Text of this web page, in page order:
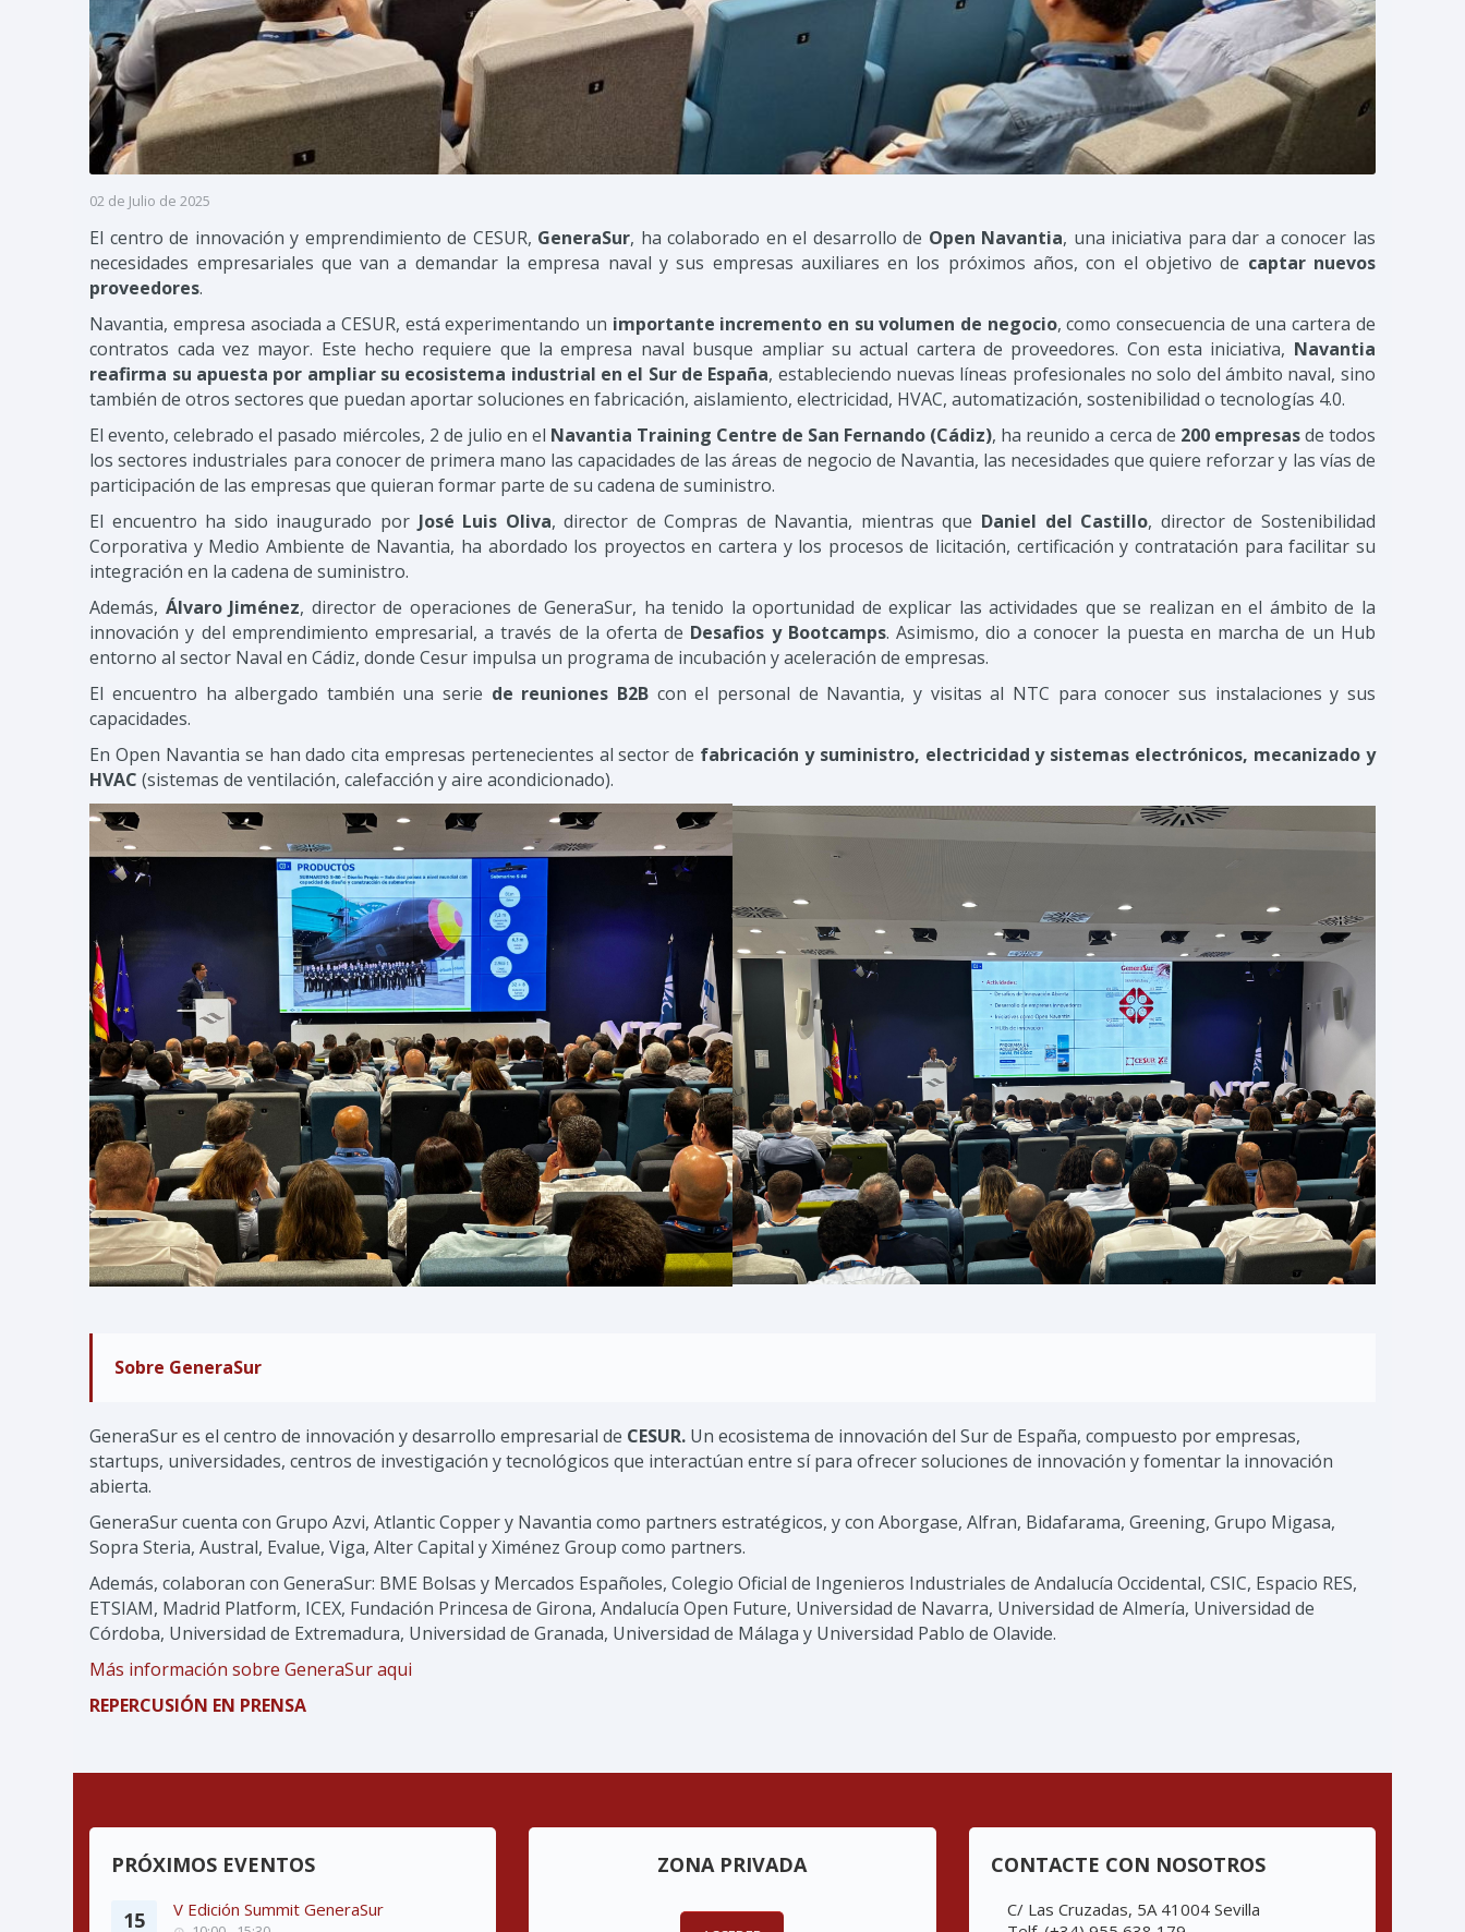
02 de Julio de 2025
El centro de innovación y emprendimiento de CESUR, GeneraSur, ha colaborado en el desarrollo de Open Navantia, una iniciativa para dar a conocer las
necesidades empresariales que van a demandar la empresa naval y sus empresas auxiliares en los próximos años, con el objetivo de captar nuevos
proveedores.
Navantia, empresa asociada a CESUR, está experimentando un importante incremento en su volumen de negocio, como consecuencia de una cartera de
contratos cada vez mayor. Este hecho requiere que la empresa naval busque ampliar su actual cartera de proveedores. Con esta iniciativa, Navantia
reafirma su apuesta por ampliar su ecosistema industrial en el Sur de España, estableciendo nuevas líneas profesionales no solo del ámbito naval, sino
también de otros sectores que puedan aportar soluciones en fabricación, aislamiento, electricidad, HVAC, automatización, sostenibilidad o tecnologías 4.0.
El evento, celebrado el pasado miércoles, 2 de julio en el Navantia Training Centre de San Fernando (Cádiz), ha reunido a cerca de 200 empresasde todos
los sectores industriales para conocer de primera mano las capacidades de las áreas de negocio de Navantia, las necesidades que quiere reforzar y las vías de
participación de las empresas que quieran formar parte de su cadena de suministro.
El encuentro ha sido inaugurado por José Luis Oliva, director de Compras de Navantia, mientras que Daniel del Castillo, director de Sostenibilidad
Corporativa y Medio Ambiente de Navantia, ha abordado los proyectos en cartera y los procesos de licitación, certificación y contratación para facilitar su
integración en la cadena de suministro.
Además, Álvaro Jiménez, director de operaciones de GeneraSur, ha tenido la oportunidad de explicar las actividades que se realizan en el ámbito de la
innovación y del emprendimiento empresarial, a través de la oferta de Desafios y Bootcamps. Asimismo, dio a conocer la puesta en marcha de un Hub
entorno al sector Naval en Cádiz, donde Cesur impulsa un programa de incubación y aceleración de empresas.
El encuentro ha albergado también una serie de reuniones B2B con el personal de Navantia, y visitas al NTC para conocer sus instalaciones y sus
capacidades.
En Open Navantia se han dado cita empresas pertenecientes al sector de fabricación y suministro, electricidad y sistemas electrónicos, mecanizado y
HVAC (sistemas de ventilación, calefacción y aire acondicionado).
Sobre GeneraSur
GeneraSur es el centro de innovación y desarrollo empresarial de CESUR. Un ecosistema de innovación del Sur de España, compuesto por empresas,
startups, universidades, centros de investigación y tecnológicos que interactúan entre sí para ofrecer soluciones de innovación y fomentar la innovación
abierta.
GeneraSur cuenta con Grupo Azvi, Atlantic Copper y Navantia como partners estratégicos, y con Aborgase, Alfran, Bidafarama, Greening, Grupo Migasa,
Sopra Steria, Austral, Evalue, Viga, Alter Capital y Ximénez Group como partners.
Además, colaboran con GeneraSur: BME Bolsas y Mercados Españoles, Colegio Oficial de Ingenieros Industriales de Andalucía Occidental, CSIC, Espacio RES,
ETSIAM, Madrid Platform, ICEX, Fundación Princesa de Girona, Andalucía Open Future, Universidad de Navarra, Universidad de Almería, Universidad de
Córdoba, Universidad de Extremadura, Universidad de Granada, Universidad de Málaga y Universidad Pablo de Olavide.
Más información sobre GeneraSur aqui
REPERCUSIÓN EN PRENSA
PRÓXIMOS EVENTOS
15 V Edición Summit GeneraSur
ZONA PRIVADA CONTACTE CON NOSOTROS
C/ Las Cruzadas, 5A 41004 Sevilla